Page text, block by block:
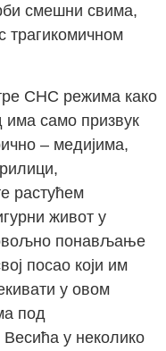
смешни свима,
трагикомичном
СНС режима како
има само призвук
– медијима,
растућем
живот у
понављање
посао који им
у овом
под
у неколико